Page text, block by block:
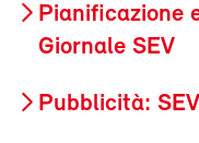
Pianificazione
Giornale SEV
Pubblicità: